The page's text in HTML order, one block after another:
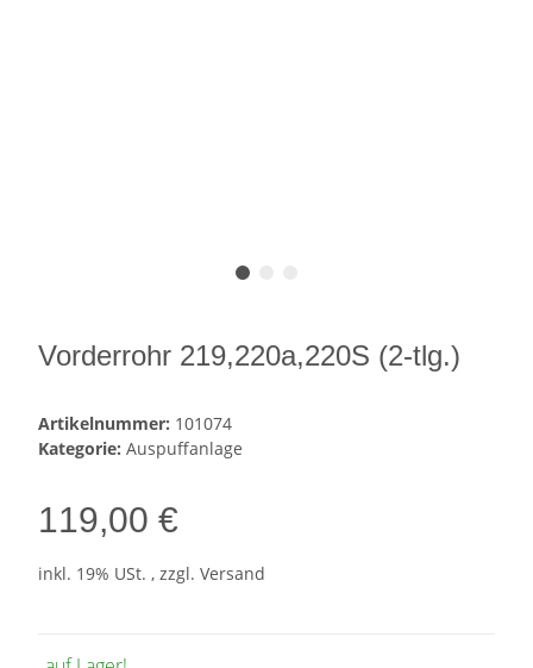
Vorderrohr 219,220a,220S (2-tlg.)
Artikelnummer: 101074
Kategorie: Auspuffanlage
119,00 €
inkl. 19% USt. , zzgl. Versand